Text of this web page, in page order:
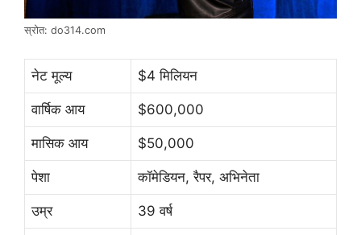
स्रोत: do314.com
नेट मूल्य $4 मिलियन
वार्षिक आय $600,000
मासिक आय $50,000
पेशा कॉमेडियन, रैपर, अभिनेता
उम्र 39 वर्ष